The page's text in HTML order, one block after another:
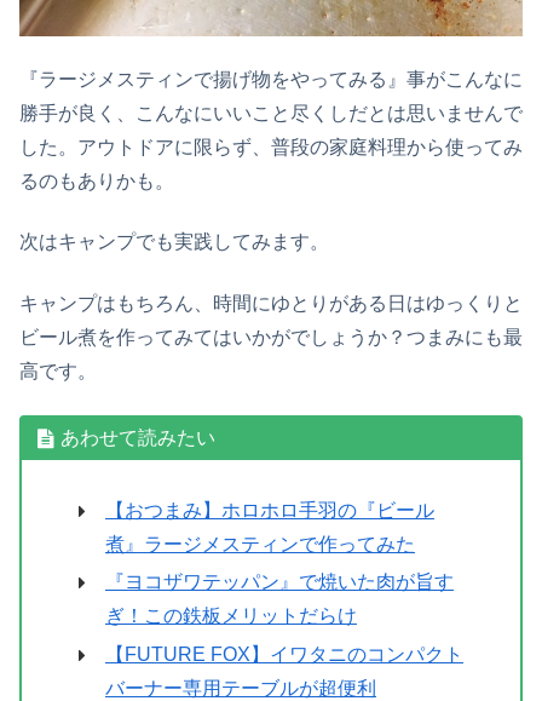
『ラージメスティンで揚げ物をやってみる』事がこんなに
勝手が良く、こんなにいいこと尽くしだとは思いませんで
した。アウトドアに限らず、普段の家庭料理から使ってみ
るのもありかも。
次はキャンプでも実践してみます。
キャンプはもちろん、時間にゆとりがある日はゆっくりと
ビール煮を作ってみてはいかがでしょうか？つまみにも最
高です。
あわせて読みたい
【おつまみ】ホロホロ手羽の『ビール
煮』ラージメスティンで作ってみた
『ヨコザワテッパン』で焼いた肉が旨す
ぎ！この鉄板メリットだらけ
【FUTURE FOX】イワタニのコンパクト
バーナー専用テーブルが超便利